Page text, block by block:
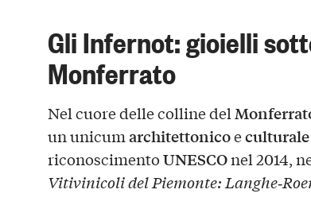
Gli Infernot: gioielli
Monferrato
Nel cuore delle colline del
un unicumarchitettonicoeculturale
riconoscimentoUNESCOnel 2014,
Vitivinicoli del Piemonte: